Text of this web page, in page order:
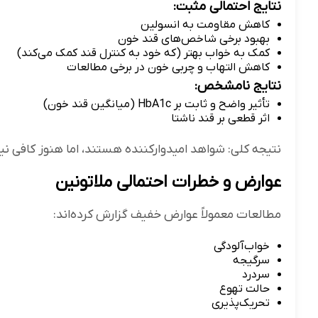
نتایج احتمالی مثبت:
کاهش مقاومت به انسولین
بهبود برخی شاخص‌های قند خون
کمک به خواب بهتر (که خود به کنترل قند کمک می‌کند)
کاهش التهاب و چربی خون در برخی مطالعات
نتایج نامشخص:
تأثیر واضح و ثابت بر HbA1c (میانگین قند خون)
اثر قطعی بر قند ناشتا
نتیجه کلی: شواهد امیدوارکننده هستند، اما هنوز کافی
عوارض و خطرات احتمالی ملاتونین
مطالعات معمولاً عوارض خفیف گزارش کرده‌اند:
خواب‌آلودگی
سرگیجه
سردرد
حالت تهوع
تحریک‌پذیری